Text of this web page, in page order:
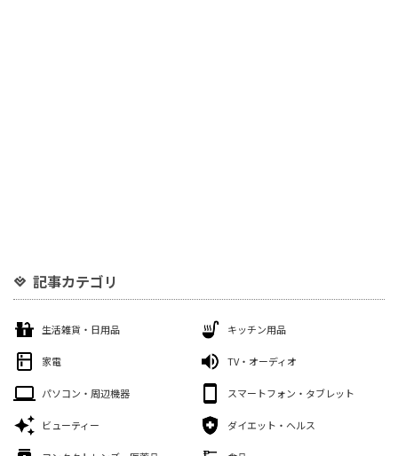
記事カテゴリ
生活雑貨・日用品 キッチン用品
家電 TV・オーディオ
パソコン・周辺機器 スマートフォン・タブレット
ビューティー ダイエット・ヘルス